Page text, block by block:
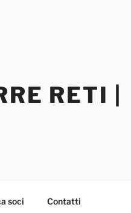
RETI |
soci Contatti